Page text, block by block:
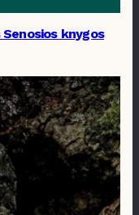
knygos